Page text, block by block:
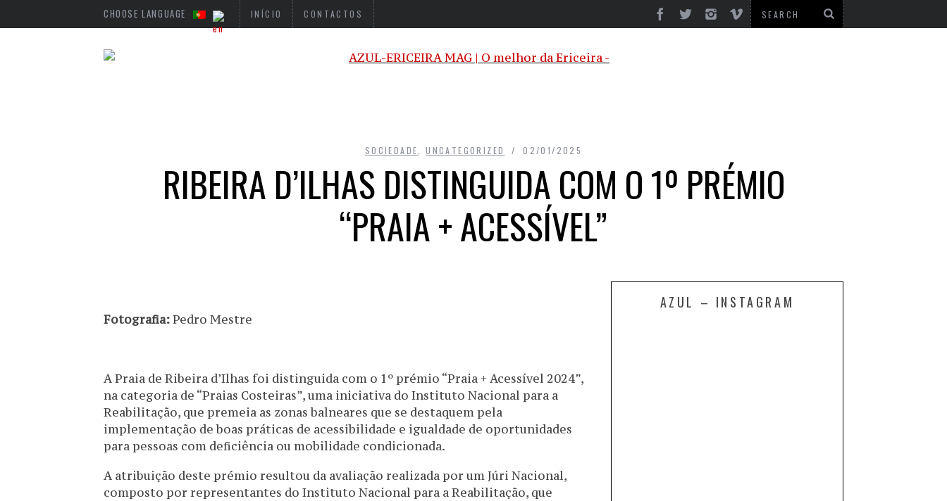
CHOOSE LANGUAGE INÍCIO CONTACTOS
SOCIEDADE ,UNCATEGORIZED 02/01/2025
RIBEIRA D’ILHAS DISTINGUIDA COM O 1º PRÉMIO
“PRAIA + ACESSÍVEL”
Fotografia:Pedro Mestre
A Praia de Ribeira d’Ilhas foi distinguida com o 1º prémio “Praia + Acessível 2024”,
na categoria de “Praias Costeiras”, uma iniciativa do Instituto Nacional para a
Reabilitação, que premeia as zonas balneares que se destaquem pela
implementação de boas práticas de acessibilidade e igualdade de oportunidades
para pessoas com deficiência ou mobilidade condicionada.
A atribuição deste prémio resultou da avaliação realizada por um Júri Nacional,
composto por representantes do Instituto Nacional para a Reabilitação, que
AZUL – INSTAGRAM